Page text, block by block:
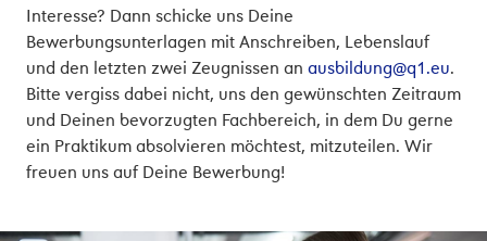
Interesse? Dann schicke uns Deine
Bewerbungsunterlagen mit Anschreiben, Lebenslauf
und den letzten zwei Zeugnissen an ausbildung@q1.eu.
Bitte vergiss dabei nicht, uns den gewünschten Zeitraum
und Deinen bevorzugten Fachbereich, in dem Du gerne
ein Praktikum absolvieren möchtest, mitzuteilen. Wir
freuen uns auf Deine Bewerbung!